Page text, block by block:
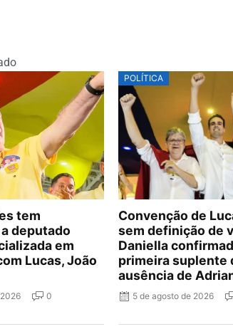
tem
deputado
em
Lucas, João
0
POLÍTICA
Convenção de
sem definição de
Daniella
primeira suplente
ausência de
5 de agosto de 2026